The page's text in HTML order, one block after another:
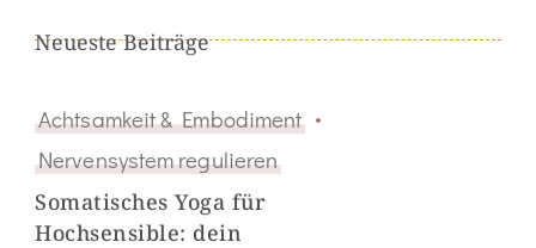
Neueste Beiträge
Achtsamkeit & Embodiment
Nervensystem regulieren
Somatisches Yoga für
Hochsensible: dein